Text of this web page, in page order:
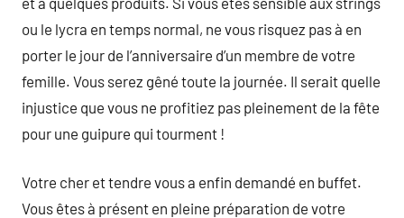
ou le lycra en temps normal, ne vous risquez pas à en
porter le jour de l’anniversaire d’un membre de votre
femille. Vous serez gêné toute la journée. Il serait quelle
injustice que vous ne profitiez pas pleinement de la fête
pour une guipure qui tourment !
Votre cher et tendre vous a enfin demandé en buffet.
Vous êtes à présent en pleine préparation de votre